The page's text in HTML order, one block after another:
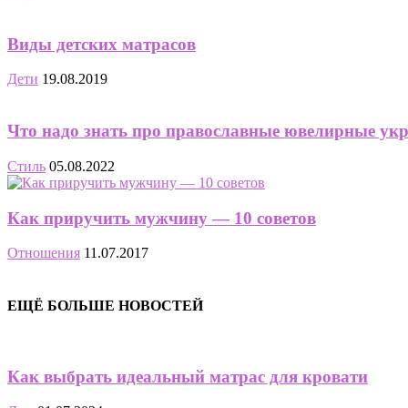
Виды детских матрасов
Дети 19.08.2019
Что надо знать про православные ювелирные
Стиль 05.08.2022
Как приручить мужчину — 10 советов
Отношения 11.07.2017
ЕЩЁ БОЛЬШЕ НОВОСТЕЙ
Как выбрать идеальный матрас для кровати